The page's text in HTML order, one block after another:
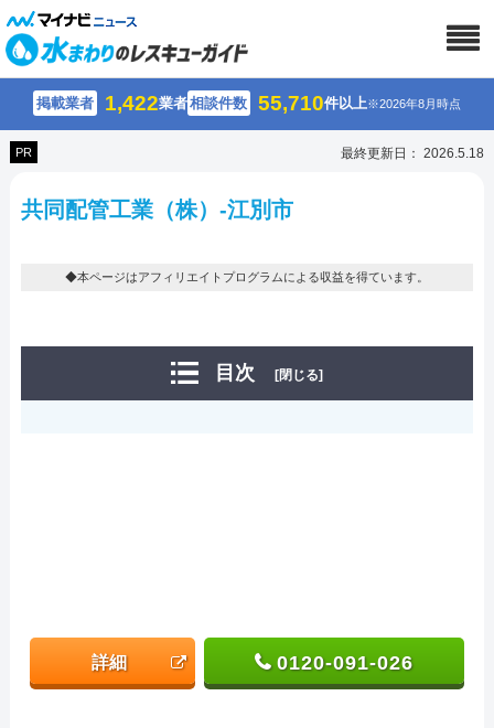
掲載業者 1,422業者相談件数 55,710件以上※2026年8月時点
PR 最終更新日： 2026.5.18
共同配管工業（株）-江別市
◆本ページはアフィリエイトプログラムによる収益を得ています。
目次 [閉じる]
詳細 0120-091-026